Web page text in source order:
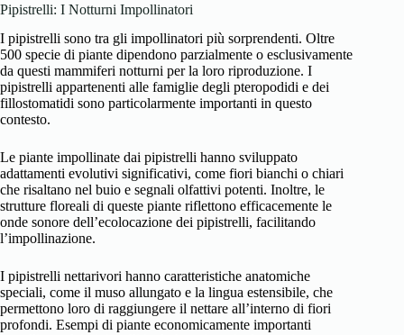
Pipistrelli: I Notturni Impollinatori
I pipistrelli sono tra gli impollinatori più sorprendenti. Oltre
500 specie di piante dipendono parzialmente o esclusivamente
da questi mammiferi notturni per la loro riproduzione. I
pipistrelli appartenenti alle famiglie degli pteropodidi e dei
fillostomatidi sono particolarmente importanti in questo
contesto.
Le piante impollinate dai pipistrelli hanno sviluppato
adattamenti evolutivi significativi, come fiori bianchi o chiari
che risaltano nel buio e segnali olfattivi potenti. Inoltre, le
strutture floreali di queste piante riflettono efficacemente le
onde sonore dell’ecolocazione dei pipistrelli, facilitando
l’impollinazione.
I pipistrelli nettarivori hanno caratteristiche anatomiche
speciali, come il muso allungato e la lingua estensibile, che
permettono loro di raggiungere il nettare all’interno di fiori
profondi. Esempi di piante economicamente importanti